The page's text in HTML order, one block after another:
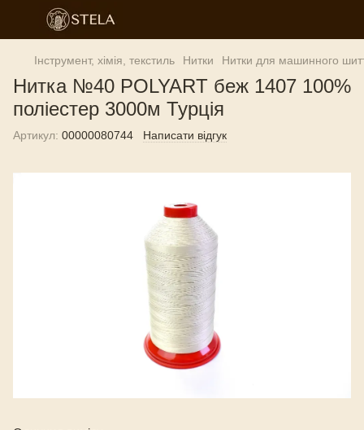
Інструмент, хімія, текстиль Нитки Нитки для машинного
Нитка №40 POLYART беж 1407 100%
поліестер 3000м Турція
Артикул: 00000080744 Написати відгук